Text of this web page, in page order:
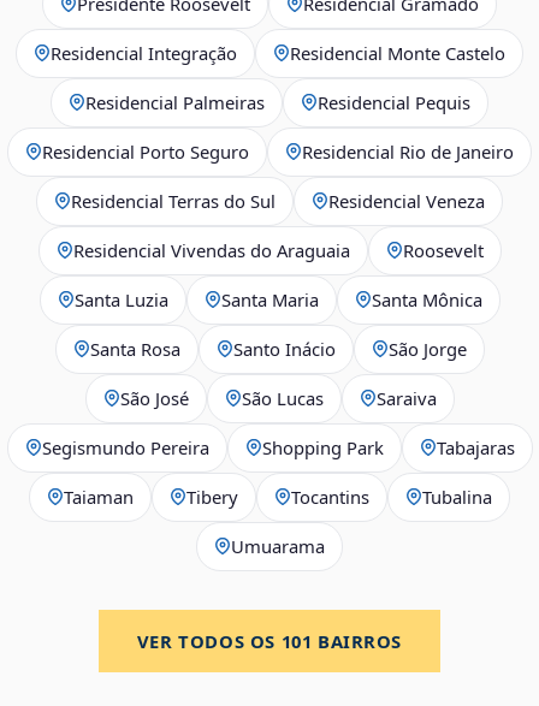
Residencial Integração Residencial Monte Castelo
Residencial Palmeiras Residencial Pequis
Residencial Porto Seguro Residencial Rio de Janeiro
Residencial Terras do Sul Residencial Veneza
Residencial Vivendas do Araguaia Roosevelt
Santa Luzia Santa Maria Santa Mônica
Santa Rosa Santo Inácio São Jorge
São José São Lucas Saraiva
Segismundo Pereira Shopping Park Tabajaras
Taiaman Tibery Tocantins Tubalina
Umuarama
VER TODOS OS 101 BAIRROS